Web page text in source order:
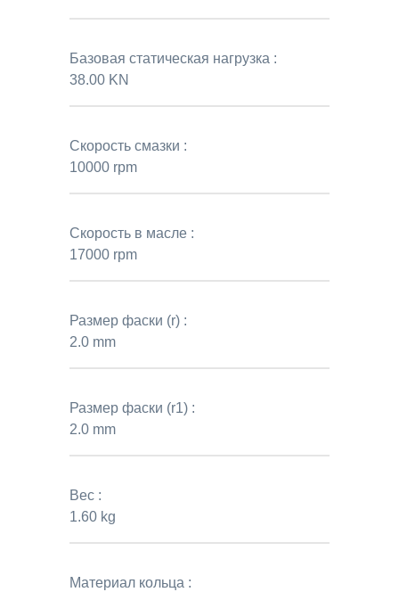
Базовая статическая нагрузка :
38.00 KN
Скорость смазки :
10000 rpm
Скорость в масле :
17000 rpm
Размер фаски (r) :
2.0 mm
Размер фаски (r1) :
2.0 mm
Вес :
1.60 kg
Материал кольца :